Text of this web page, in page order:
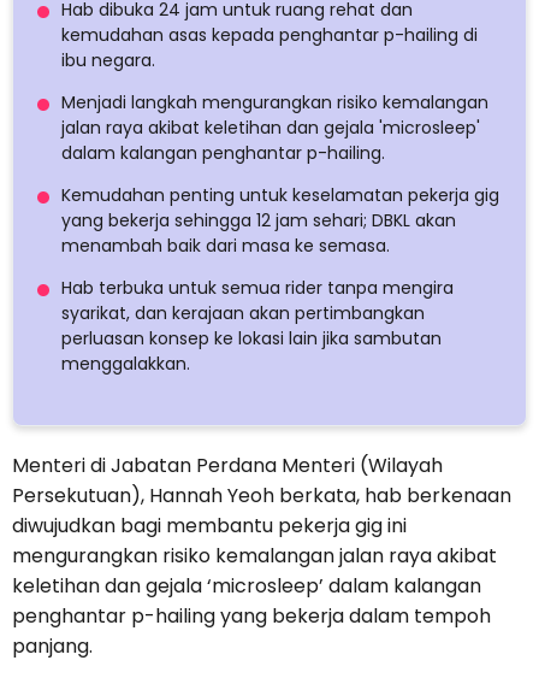
Hab dibuka 24 jam untuk ruang rehat dan
kemudahan asas kepada penghantar p-hailing di
ibu negara.
Menjadi langkah mengurangkan risiko kemalangan
jalan raya akibat keletihan dan gejala 'microsleep'
dalam kalangan penghantar p-hailing.
Kemudahan penting untuk keselamatan pekerja gig
yang bekerja sehingga 12 jam sehari; DBKL akan
menambah baik dari masa ke semasa.
Hab terbuka untuk semua rider tanpa mengira
syarikat, dan kerajaan akan pertimbangkan
perluasan konsep ke lokasi lain jika sambutan
menggalakkan.
Menteri di Jabatan Perdana Menteri (Wilayah
Persekutuan), Hannah Yeoh berkata, hab berkenaan
diwujudkan bagi membantu pekerja gig ini
mengurangkan risiko kemalangan jalan raya akibat
keletihan dan gejala ‘microsleep’ dalam kalangan
penghantar p-hailing yang bekerja dalam tempoh
panjang.